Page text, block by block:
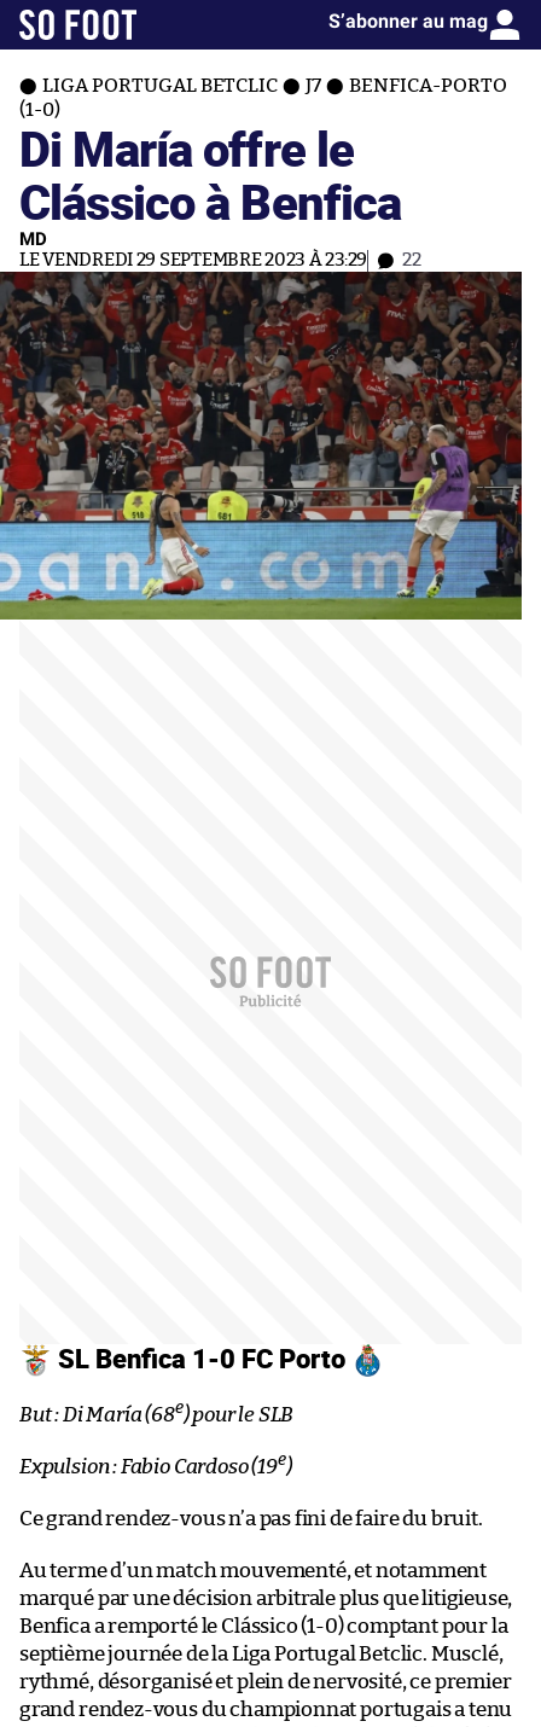
S’abonner au mag
LIGA PORTUGAL BETCLIC J7
BENFICA-PORTO
(1-0)
Di María offre le
Clássico à Benfica
MD
LE VENDREDI 29 SEPTEMBRE 2023 À 23:29 22
SL Benfica 1-0 FC Porto
But : Di María (68e) pour le SLB
Expulsion : Fabio Cardoso (19e)
Ce grand rendez-vous n’a pas fini de faire du bruit.
Au terme d’un match mouvementé, et notamment
marqué par une décision arbitrale plus que litigieuse,
Benfica a remporté le Clássico (1-0) comptant pour la
septième journée de la Liga Portugal Betclic. Musclé,
rythmé, désorganisé et plein de nervosité, ce premier
grand rendez-vous du championnat portugais a tenu